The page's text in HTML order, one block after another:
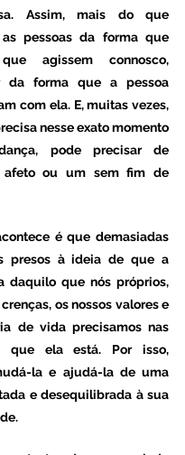
Assim, mais do que
pessoas da forma que
agissem connosco,
da forma que a pessoa
com ela. E, muitas vezes,
nesse exato momento
pode precisar de
afeto ou um sem fim de
presos à ideia de que a
daquilo que nós próprios,
os nossos valores e
de vida precisamos nas
que ela está. Por isso,
la e ajudá-la de uma
e desequilibrada à sua